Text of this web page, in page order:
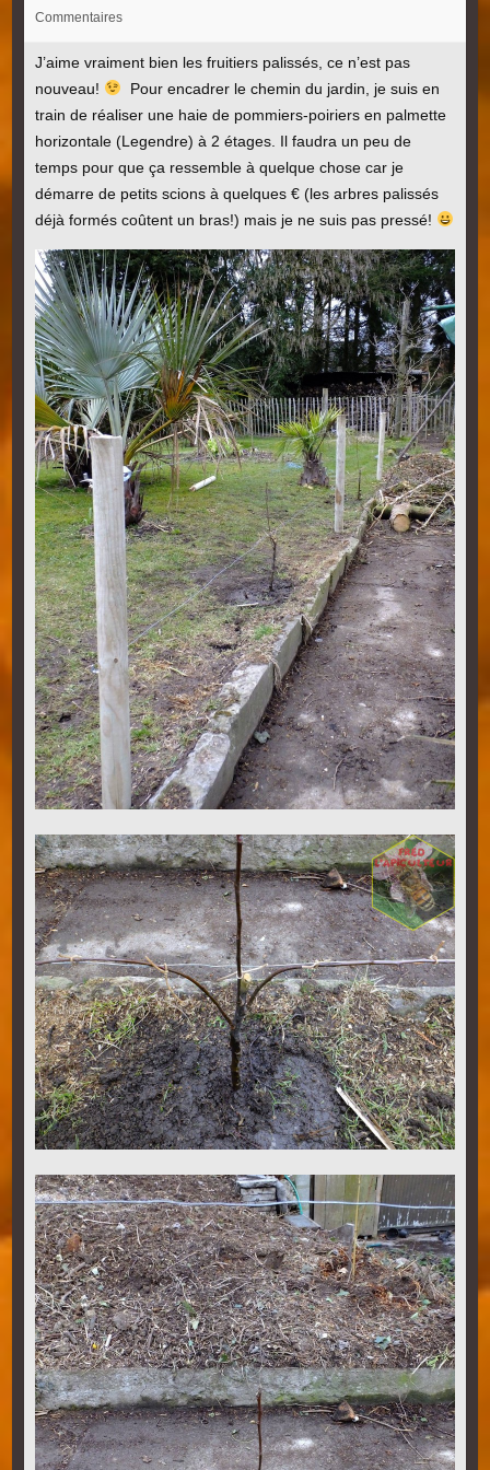
Commentaires
J’aime vraiment bien les fruitiers palissés, ce n’est pas
nouveau!
Pour encadrer le chemin du jardin, je suis en
train de réaliser une haie de pommiers-poiriers en palmette
horizontale (Legendre) à 2 étages. Il faudra un peu de
temps pour que ça ressemble à quelque chose car je
démarre de petits scions à quelques € (les arbres palissés
déjà formés coûtent un bras!) mais je ne suis pas pressé!